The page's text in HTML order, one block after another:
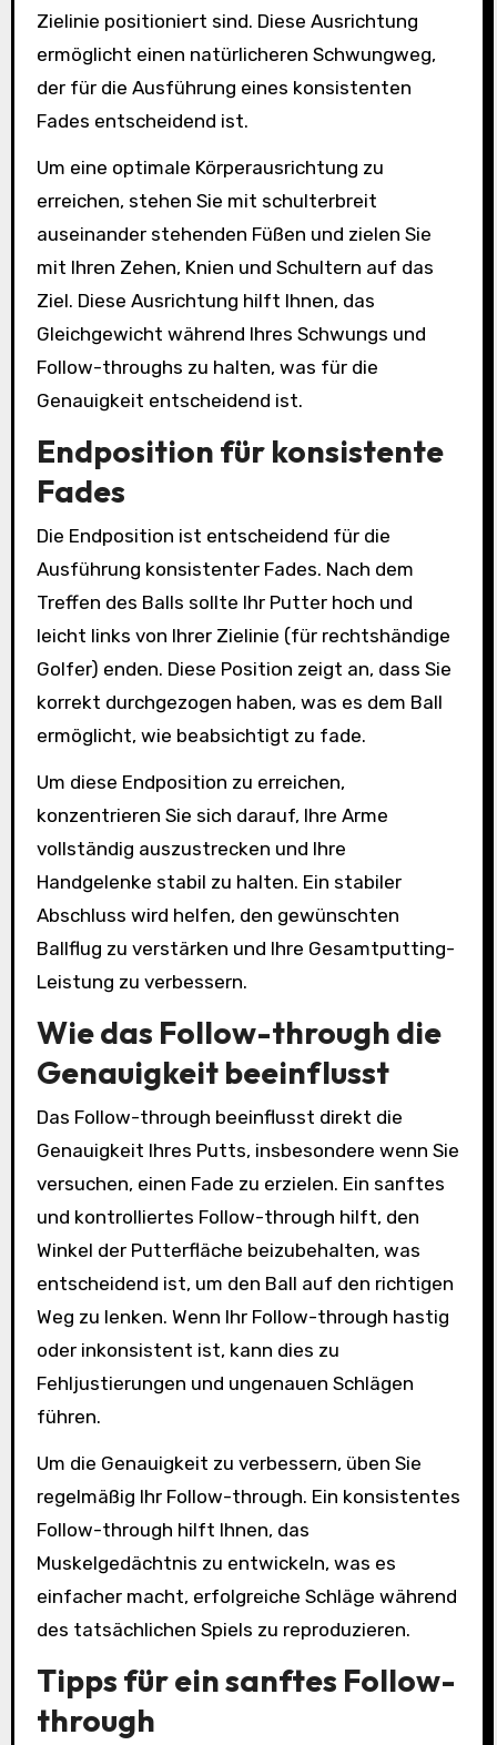
Zielinie positioniert sind. Diese Ausrichtung
ermöglicht einen natürlicheren Schwungweg,
der für die Ausführung eines konsistenten
Fades entscheidend ist.
Um eine optimale Körperausrichtung zu
erreichen, stehen Sie mit schulterbreit
auseinander stehenden Füßen und zielen Sie
mit Ihren Zehen, Knien und Schultern auf das
Ziel. Diese Ausrichtung hilft Ihnen, das
Gleichgewicht während Ihres Schwungs und
Follow-throughs zu halten, was für die
Genauigkeit entscheidend ist.
Endposition für konsistente
Fades
Die Endposition ist entscheidend für die
Ausführung konsistenter Fades. Nach dem
Treffen des Balls sollte Ihr Putter hoch und
leicht links von Ihrer Zielinie (für rechtshändige
Golfer) enden. Diese Position zeigt an, dass Sie
korrekt durchgezogen haben, was es dem Ball
ermöglicht, wie beabsichtigt zu fade.
Um diese Endposition zu erreichen,
konzentrieren Sie sich darauf, Ihre Arme
vollständig auszustrecken und Ihre
Handgelenke stabil zu halten. Ein stabiler
Abschluss wird helfen, den gewünschten
Ballflug zu verstärken und Ihre Gesamtputting-
Leistung zu verbessern.
Wie das Follow-through die
Genauigkeit beeinflusst
Das Follow-through beeinflusst direkt die
Genauigkeit Ihres Putts, insbesondere wenn Sie
versuchen, einen Fade zu erzielen. Ein sanftes
und kontrolliertes Follow-through hilft, den
Winkel der Putterfläche beizubehalten, was
entscheidend ist, um den Ball auf den richtigen
Weg zu lenken. Wenn Ihr Follow-through hastig
oder inkonsistent ist, kann dies zu
Fehljustierungen und ungenauen Schlägen
führen.
Um die Genauigkeit zu verbessern, üben Sie
regelmäßig Ihr Follow-through. Ein konsistentes
Follow-through hilft Ihnen, das
Muskelgedächtnis zu entwickeln, was es
einfacher macht, erfolgreiche Schläge während
des tatsächlichen Spiels zu reproduzieren.
Tipps für ein sanftes Follow-
through